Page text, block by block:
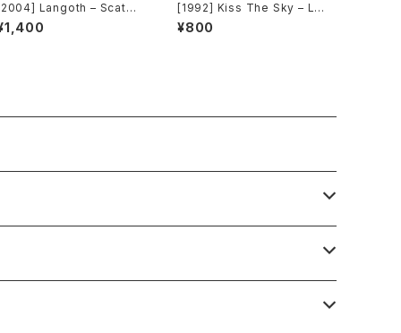
Langoth – Scatwa
[Sunshine Enterprises]
[1992] Kiss The Sky – Liv
ing For You / Voodoo Chi
le / What Does It Take? /
¥800